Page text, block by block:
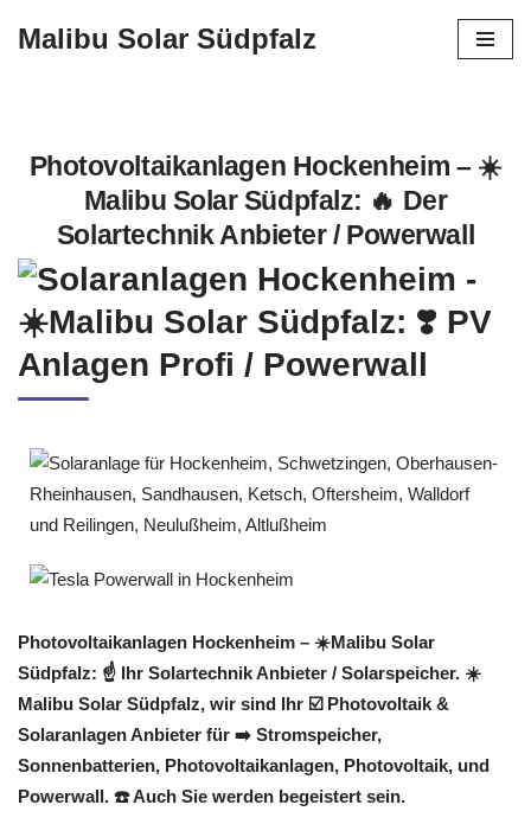
Malibu Solar Südpfalz
Photovoltaikanlagen Hockenheim – ☀️
Malibu Solar Südpfalz: 🔥 Der
Solartechnik Anbieter / Powerwall
Photovoltaikanlagen Hockenheim – ☀️Malibu Solar
Südpfalz: ☝️ Ihr Solartechnik Anbieter / Solarspeicher. ☀️
Malibu Solar Südpfalz, wir sind Ihr ☑️ Photovoltaik &
Solaranlagen Anbieter für ➡️ Stromspeicher,
Sonnenbatterien, Photovoltaikanlagen, Photovoltaik, und
Powerwall. ☎️ Auch Sie werden begeistert sein.